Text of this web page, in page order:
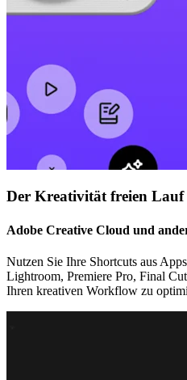
Der Kreativität freien Lauf
Adobe Creative Cloud und
Nutzen Sie Ihre Shortcuts aus
Lightroom, Premiere Pro, Final
Ihren kreativen Workflow zu